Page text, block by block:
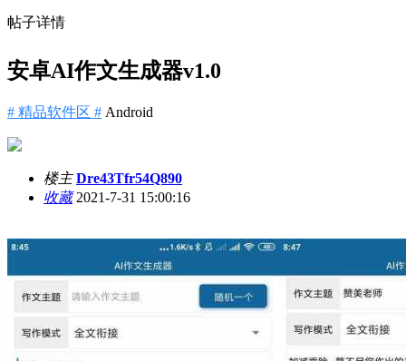
帖子详情
安卓AI作文生成器v1.0
# 精品软件区 # Android
楼主 Dre43Tfr54Q890
收藏2021-7-31 15:00:16